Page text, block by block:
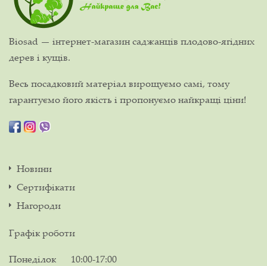
Biosad — інтернет-магазин саджанців плодово-ягідних
дерев і кущів.
Весь посадковий матеріал вирощуємо самі, тому
гарантуємо його якість і пропонуємо найкращі ціни!
Новини
Сертифікати
Нагороди
Графік роботи
Понеділок
10:00-17:00